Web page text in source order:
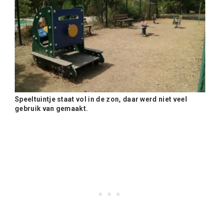
Speeltuintje staat vol in de zon, daar werd niet veel
gebruik van gemaakt.